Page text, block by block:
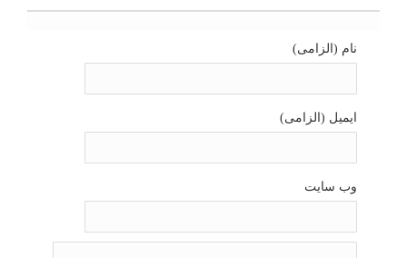
نام (الزامی)
ایمیل (الزامی)
وب سایت